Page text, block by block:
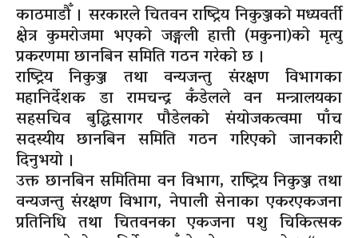
काठमाडौँ । सरकारले चितवन राष्ट्रिय निकुञ्जको मध्यवर्ती
क्षेत्र कुमरोजमा भएको जङ्गली हात्ती (मकुना)को मृत्यु
प्रकरणमा छानबिन समिति गठन गरेको छ ।
राष्ट्रिय निकुञ्ज तथा वन्यजन्तु संरक्षण विभागका
महानिर्देशक डा रामचन्द्र कँडेलले वन मन्त्रालयका
सहसचिव बुद्धिसागर पौडेलको संयोजकत्वमा पाँच
सदस्यीय छानबिन समिति गठन गरिएको जानकारी
दिनुभयो ।
उक्त छानबिन समितिमा वन विभाग, राष्ट्रिय निकुञ्ज तथा
वन्यजन्तु संरक्षण विभाग, नेपाली सेनाका एकरएकजना
प्रतिनिधि तथा चितवनका एकजना पशु चिकित्सक